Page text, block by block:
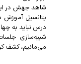
شاهد جهش در
پتانسیل آموزش
درس نباید به
شبیه‌سازی
می‌مانیم، کشف